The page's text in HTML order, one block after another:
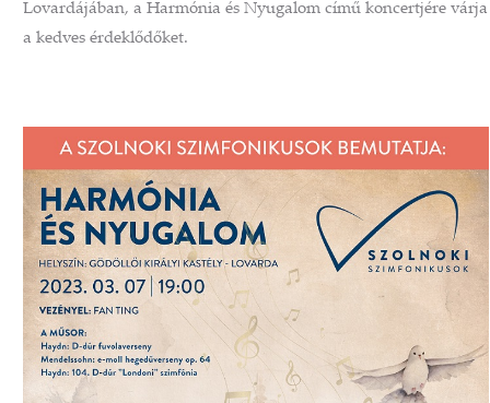
Lovardájában, a Harmónia és Nyugalom című koncertjére várja
a kedves érdeklődőket.